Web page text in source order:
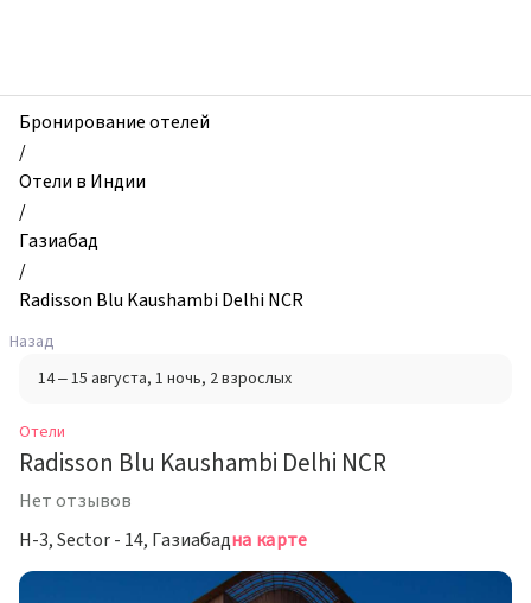
Radisson
Blu
Kaushambi
Delhi
NCR,
Газиабад,
Индия
Бронирование отелей
/
Отели в Индии
/
Газиабад
/
Radisson Blu Kaushambi Delhi NCR
Назад
14 – 15 августа, 1 ночь, 2 взрослых
Отели
Radisson Blu Kaushambi Delhi NCR
Нет отзывов
H-3, Sector - 14, Газиабадна карте